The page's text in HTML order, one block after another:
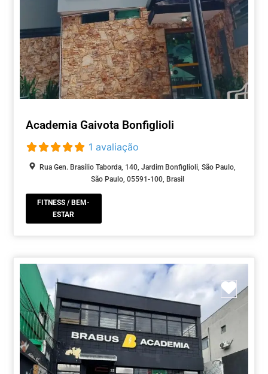
Academia Gaivota Bonfiglioli
1 avaliação
Rua Gen. Brasílio Taborda, 140, Jardim Bonfiglioli, São Paulo,
São Paulo, 05591-100, Brasil
FITNESS / BEM-
ESTAR